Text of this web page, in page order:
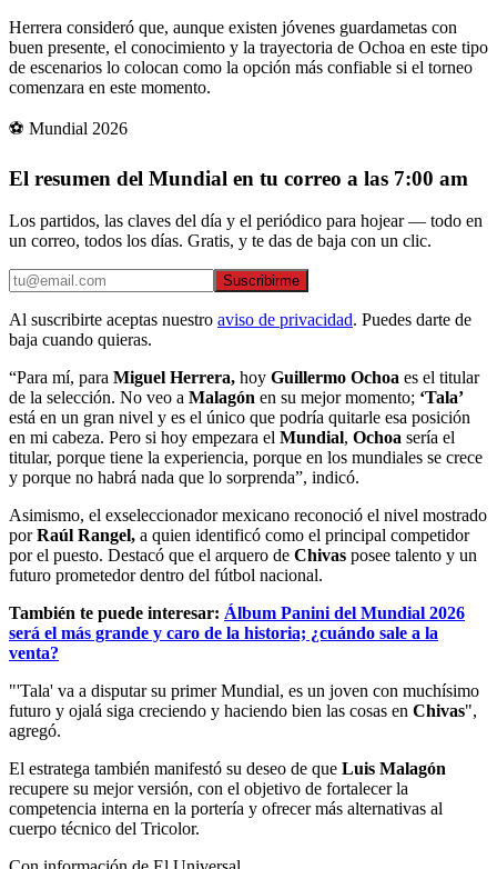
Herrera consideró que, aunque existen jóvenes guardametas con
buen presente, el conocimiento y la trayectoria de Ochoa en este tipo
de escenarios lo colocan como la opción más confiable si el torneo
comenzara en este momento.
⚽ Mundial 2026
El resumen del Mundial en tu correo a las 7:00 am
Los partidos, las claves del día y el periódico para hojear — todo en
un correo, todos los días. Gratis, y te das de baja con un clic.
Suscribirme
Al suscribirte aceptas nuestro aviso de privacidad. Puedes darte de
baja cuando quieras.
“Para mí, para Miguel Herrera, hoy Guillermo Ochoa es el titular
de la selección. No veo a Malagón en su mejor momento; ‘Tala’
está en un gran nivel y es el único que podría quitarle esa posición
en mi cabeza. Pero si hoy empezara el Mundial, Ochoa sería el
titular, porque tiene la experiencia, porque en los mundiales se crece
y porque no habrá nada que lo sorprenda”, indicó.
Asimismo, el exseleccionador mexicano reconoció el nivel mostrado
porRaúl Rangel, a quien identificó como el principal competidor
por el puesto. Destacó que el arquero de Chivas posee talento y un
futuro prometedor dentro del fútbol nacional.
También te puede interesar: Álbum Panini del Mundial 2026
será el más grande y caro de la historia; ¿cuándo sale a la
venta?
"'Tala' va a disputar su primer Mundial, es un joven con muchísimo
futuro y ojalá siga creciendo y haciendo bien las cosas en Chivas",
agregó.
El estratega también manifestó su deseo de que Luis Malagón
recupere su mejor versión, con el objetivo de fortalecer la
competencia interna en la portería y ofrecer más alternativas al
cuerpo técnico del Tricolor.